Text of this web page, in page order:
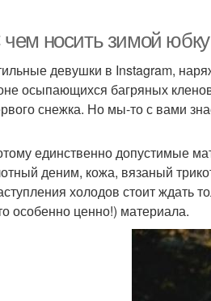
Джинсовая юбка
носить зимой
девушки в Instagram,
осыпающихся багряных
снежка. Но мы-то с вами
единственно допустимые
деним, кожа, вязаный
холодов стоит ждать
особенно ценно!) материала.